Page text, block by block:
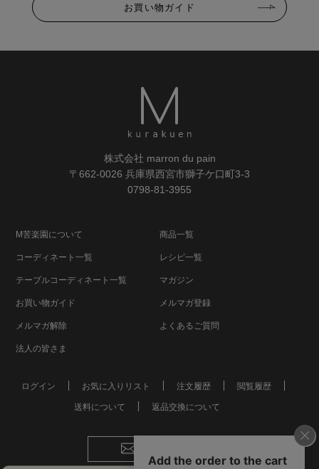
お買い物ガイド
株式会社 marron du pain
〒662-0026 兵庫県西宮市獅子ケ口町3-3
0798-81-3955
M苦楽園について 商品一覧
コーディネート一覧 レシピ一覧
テーブルコーディネート一覧 マガジン
お買い物ガイド メルマガ登録
メルマガ解除 よくあるご質問
法人の皆さま
ログイン お気に入りリスト 注文履歴 閲覧履歴
送料について 返品交換について